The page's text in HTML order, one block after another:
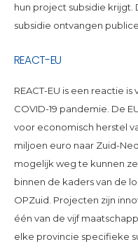
hun project subsidie
subsidie ontvangen
REACT-EU
REACT-EU is een reactie
COVID-19 pandemie. De
voor economisch herstel
miljoen euro naar Zuid-
mogelijk weg te kunnen
binnen de kaders van de
OPZuid. Projecten zijn
één van de vijf
elke provincie specifieke